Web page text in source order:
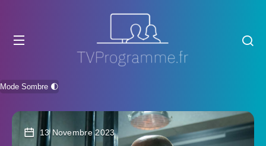
Mode Sombre 🌓
13 Novembre 2023